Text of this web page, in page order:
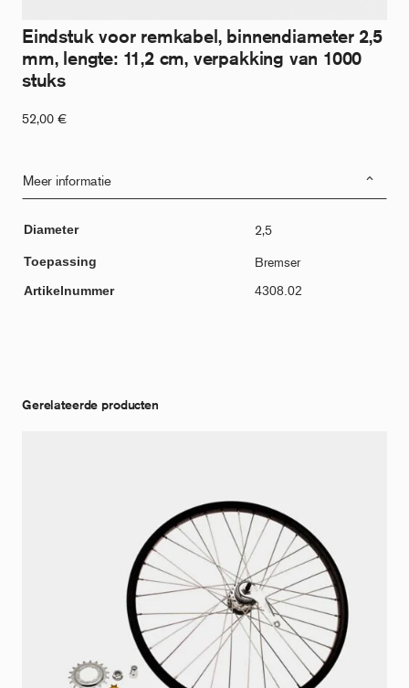
Eindstuk voor remkabel, binnendiameter 2,5
mm, lengte: 11,2 cm, verpakking van 1000
stuks
52,00 €
Meer informatie
Diameter 2,5
Toepassing Bremser
Artikelnummer 4308.02
Gerelateerde producten